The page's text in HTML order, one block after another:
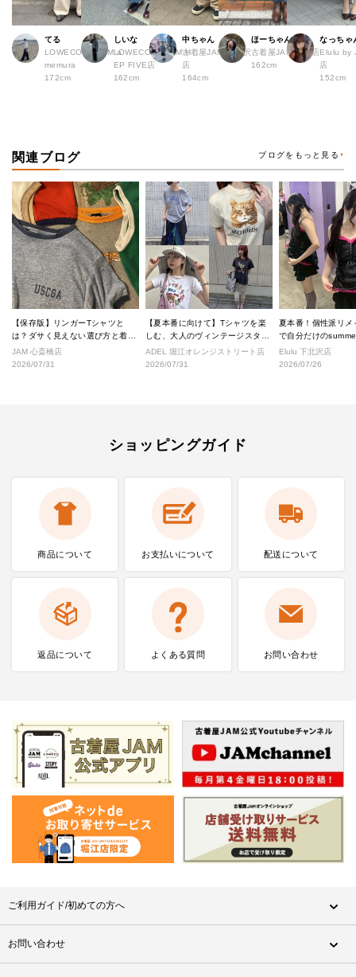
てる
LOWECO by JAM a
memura
172cm
しいな
LOWECO by JAM H
EP FIVE店
162cm
中ちゃん
古着屋JAM 下北沢
店
164cm
ほーちゃん
古着屋JAM 広島店
162cm
なっちゃ
Elulu by
店
152cm
関連ブログ ブログをもっと見る
【保存版】リンガーTシャツと
は？ダサく見えない選び方と着こ
なし完全ガイド
JAM 心斎橋店
2026/07/31
【夏本番に向けて】Tシャツを楽
しむ、大人のヴィンテージスタイ
ル
ADEL 堀江オレンジストリート店
2026/07/31
夏本番！個性派リメ
で自分だけの
へ！
Elulu 下北沢店
2026/07/26
ショッピングガイド
商品について お支払いについて 配送について
返品について よくある質問 お問い合わせ
ご利用ガイド/初めての方へ
お問い合わせ